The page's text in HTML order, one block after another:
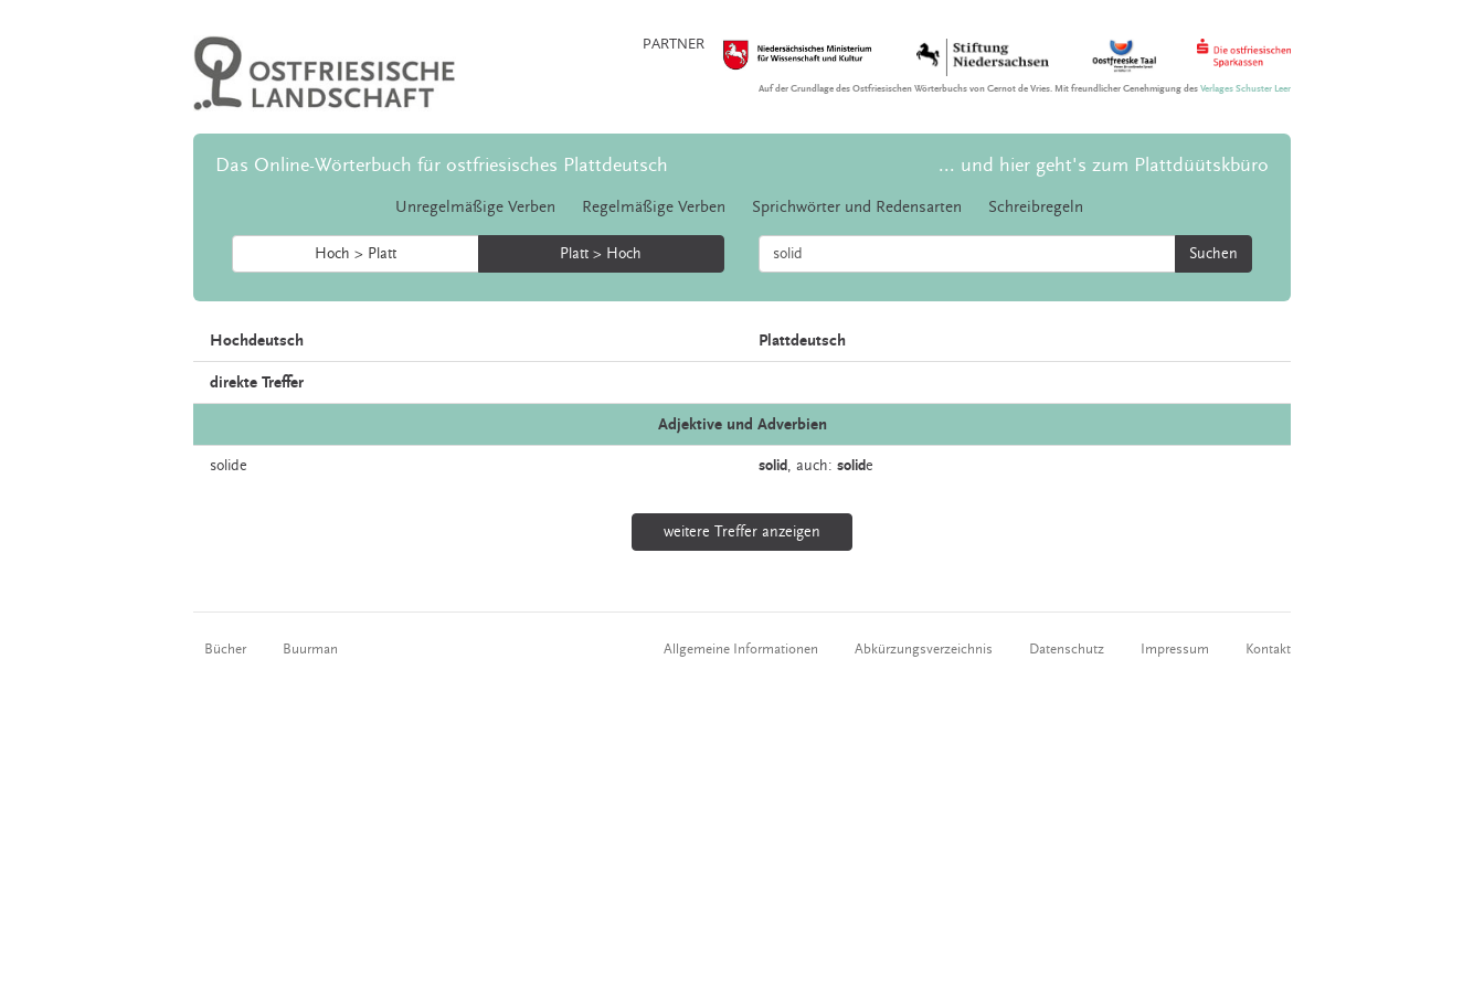
PARTNER
Auf der Grundlage des Ostfriesischen Wörterbuchs von Gernot de Vries. Mit freundlicher Genehmigung desVerlages Schuster Leer
Das Online-Wörterbuch für ostfriesisches Plattdeutsch ... und hier geht's zum Plattdüütskbüro
Unregelmäßige Verben Regelmäßige Verben Sprichwörter und Redensarten Schreibregeln
Hoch > Platt Platt > Hoch Suchen
Hochdeutsch Plattdeutsch
direkte Treffer
Adjektive und Adverbien
solide solid, auch: solide
weitere Treffer anzeigen
Bücher Buurman Allgemeine Informationen Abkürzungsverzeichnis Datenschutz Impressum Kontakt